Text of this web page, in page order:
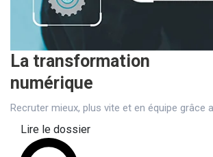
La transformation
numérique
Recruter mieux, plus vite et en équipe grâce
Lire le dossier